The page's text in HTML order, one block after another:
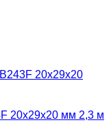
20х29х20 мм 2,3 м